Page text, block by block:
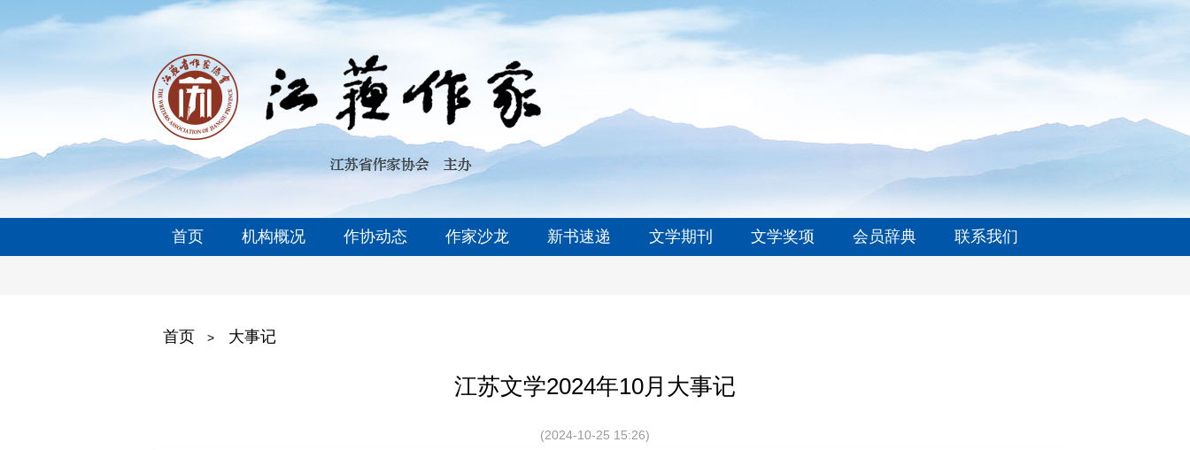
首页 机构概况 作协动态 作家沙龙 新书速递 文学期刊 文学奖项 会员辞典 联系我们
首页 > 大事记
江苏文学2024年10月大事记
(2024-10-25 15:26)